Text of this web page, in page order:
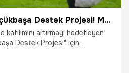
Kırsalda Bereket Küçükbaşa Destek Projesi! Muş'ta başvurular başladı: 100 baş küçükbaş hayvan temin edilecek
artırmayı hedefleyen
Destek Projesi" için